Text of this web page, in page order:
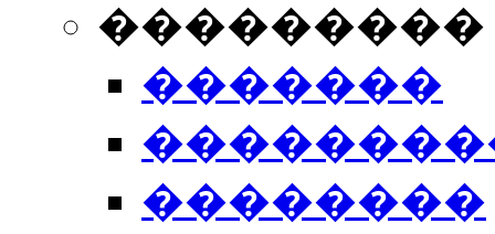
�������
��������